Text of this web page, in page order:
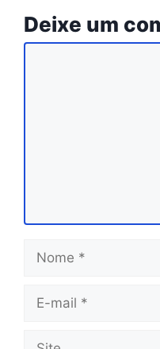
Deixe um
Nome
Site